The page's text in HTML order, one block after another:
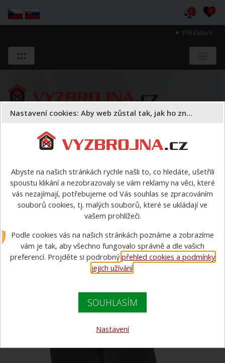
Přihlášení
0 0
a majetek druhých.
Věcná výzbroj a výstroj hašení lesních požárů>
Portugalská motyka (OMNISFERA)
(OMNISFERA)
Nastavení cookies: Aby web zůstal tak, jak ho znáte
Abyste na našich stránkách rychle našli to, co hledáte, ušetřili
spoustu klikání a nezobrazovaly se vám reklamy na věci, které
vás nezajímají, potřebujeme od Vás souhlas se zpracováním
souborů cookies, tj. malých souborů, které se ukládají ve
vašem prohlížeči.
Podle cookies vás na našich stránkách poznáme a zobrazíme
vám je tak, aby všechno fungovalo správně a dle vašich
preferencí. Projděte si podrobnýpřehled cookies a podmínky
jejich užívání.
SOUHLASÍM
Nastavení